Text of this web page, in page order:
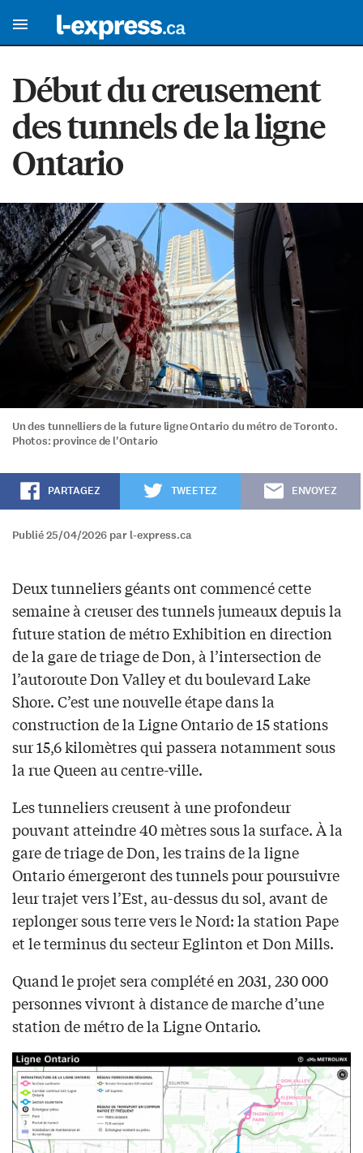
Début du creusement
des tunnels de la ligne
Ontario
Un des tunnelliers de la future ligne Ontario du métro de Toronto.
Photos: province de l'Ontario
PARTAGEZ TWEETEZ ENVOYEZ
Publié 25/04/2026 par l-express.ca
Deux tunneliers géants ont commencé cette
semaine à creuser des tunnels jumeaux depuis la
future station de métro Exhibition en direction
de la gare de triage de Don, à l’intersection de
l’autoroute Don Valley et du boulevard Lake
Shore. C’est une nouvelle étape dans la
construction de la Ligne Ontario de 15 stations
sur 15,6 kilomètres qui passera notamment sous
la rue Queen au centre-ville.
Les tunneliers creusent à une profondeur
pouvant atteindre 40 mètres sous la surface. À la
gare de triage de Don, les trains de la ligne
Ontario émergeront des tunnels pour poursuivre
leur trajet vers l’Est, au-dessus du sol, avant de
replonger sous terre vers le Nord: la station Pape
et le terminus du secteur Eglinton et Don Mills.
Quand le projet sera complété en 2031, 230 000
personnes vivront à distance de marche d’une
station de métro de la Ligne Ontario.